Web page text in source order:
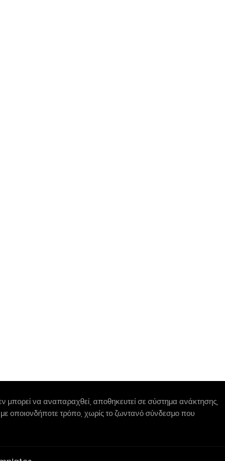
μπορεί να αναπαραχθεί, αποθηκευτεί σε σύστημα ανάκτησης,
οποιονδήποτε τρόπο, χωρίς το ζωντανό σύνδεσμο που